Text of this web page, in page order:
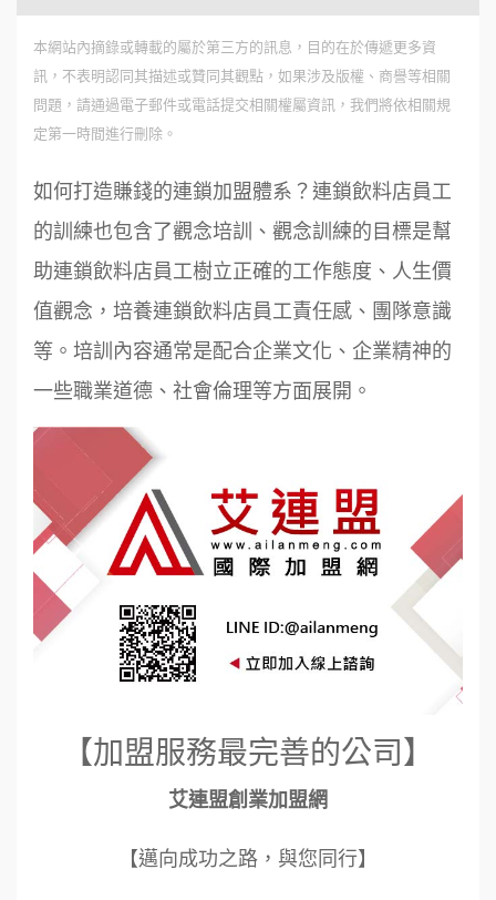
本網站內摘錄或轉載的屬於第三方的訊息，目的在於傳遞更多資
訊，不表明認同其描述或贊同其觀點，如果涉及版權、商譽等相關
問題，請通過電子郵件或電話提交相關權屬資訊，我們將依相關規
定第一時間進行刪除。
如何打造賺錢的連鎖加盟體系？連鎖飲料店員工
的訓練也包含了觀念培訓、觀念訓練的目標是幫
助連鎖飲料店員工樹立正確的工作態度、人生價
值觀念，培養連鎖飲料店員工責任感、團隊意識
等。培訓內容通常是配合企業文化、企業精神的
一些職業道德、社會倫理等方面展開。
【加盟服務最完善的公司】
艾連盟創業加盟網
【邁向成功之路，與您同行】